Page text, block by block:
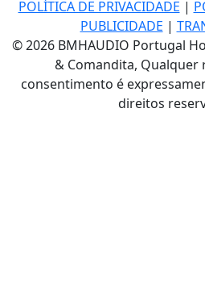
POLÍTICA DE PRIVACIDADE |
PUBLICIDADE |
© 2026 BMHAUDIO Portugal
& Comandita, Qualquer
consentimento é
direitos